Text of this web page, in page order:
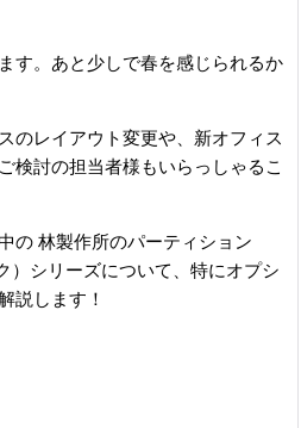
す。あと少しで春を感じられるか
のレイアウト変更や、新オフィス
検討の担当者様もいらっしゃるこ
の 林製作所のパーティション
）シリーズについて、特にオプシ
説します！